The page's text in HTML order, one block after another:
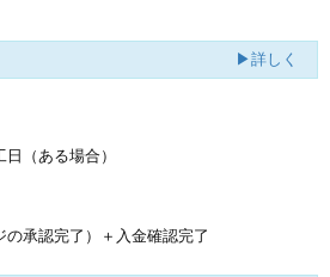
▶詳しく
（ある場合）
承認完了） ＋入金確認完了